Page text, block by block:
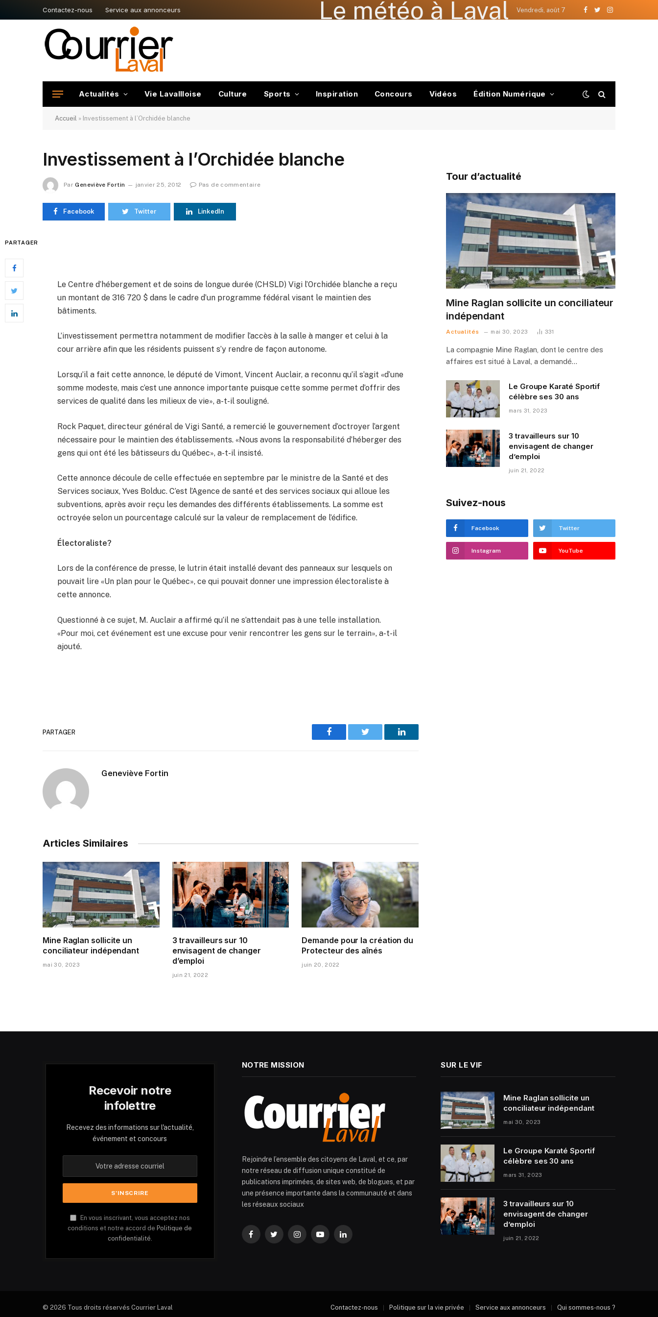
Contactez-nous Service aux annonceurs Le météo à Laval Vendredi, août 7
Facebook
TwitterInstagram
Actualités Vie Lavallloise Culture Sports Inspiration Concours Vidéos Édition Numérique
Accueil » Investissement à l’Orchidée blanche
Investissement à l’Orchidée blanche
Par Geneviève Fortin janvier 25, 2012 Pas de commentaire
Facebook Twitter LinkedIn
PARTAGER
Le Centre d’hébergement et de soins de longue durée (CHSLD) Vigi l’Orchidée blanche a reçu
un montant de 316 720 $ dans le cadre d’un programme fédéral visant le maintien des
bâtiments.
L’investissement permettra notamment de modifier l’accès à la salle à manger et celui à la
cour arrière afin que les résidents puissent s’y rendre de façon autonome.
Lorsqu’il a fait cette annonce, le député de Vimont, Vincent Auclair, a reconnu qu’il s’agit «d’une
somme modeste, mais c’est une annonce importante puisque cette somme permet d’offrir des
services de qualité dans les milieux de vie», a-t-il souligné.
Rock Paquet, directeur général de Vigi Santé, a remercié le gouvernement d’octroyer l’argent
nécessaire pour le maintien des établissements. «Nous avons la responsabilité d’héberger des
gens qui ont été les bâtisseurs du Québec», a-t-il insisté.
Cette annonce découle de celle effectuée en septembre par le ministre de la Santé et des
Services sociaux, Yves Bolduc. C’est l’Agence de santé et des services sociaux qui alloue les
subventions, après avoir reçu les demandes des différents établissements. La somme est
octroyée selon un pourcentage calculé sur la valeur de remplacement de l’édifice.
Électoraliste?
Lors de la conférence de presse, le lutrin était installé devant des panneaux sur lesquels on
pouvait lire «Un plan pour le Québec», ce qui pouvait donner une impression électoraliste à
cette annonce.
Questionné à ce sujet, M. Auclair a affirmé qu’il ne s’attendait pas à une telle installation.
«Pour moi, cet événement est une excuse pour venir rencontrer les gens sur le terrain», a-t-il
ajouté.
PARTAGER
Facebook Twitter LinkedIn
Geneviève Fortin
Articles Similaires
Mine Raglan sollicite un
conciliateur indépendant
mai 30, 2023
3 travailleurs sur 10
envisagent de changer
d’emploi
juin 21, 2022
Demande pour la création du
Protecteur des aînés
juin 20, 2022
Tour d’actualité
Mine Raglan sollicite un conciliateur
indépendant
Actualités mai 30, 2023 331
La compagnie Mine Raglan, dont le centre des
affaires est situé à Laval, a demandé…
Le Groupe Karaté Sportif
célèbre ses 30 ans
mars 31, 2023
3 travailleurs sur 10
envisagent de changer
d’emploi
juin 21, 2022
Suivez-nous
Facebook Twitter
Instagram YouTube
Recevoir notre
infolettre
Recevez des informations sur l'actualité,
événement et concours
En vous inscrivant, vous acceptez nos
conditions et notre accord de Politique de
confidentialité.
NOTRE MISSION
Rejoindre l’ensemble des citoyens de Laval, et ce, par
notre réseau de diffusion unique constitué de
publications imprimées, de sites web, de blogues, et par
une présence importante dans la communauté et dans
les réseaux sociaux
FacebookTwitterInstagramYouTubeLinkedIn
SUR LE VIF
Mine Raglan sollicite un
conciliateur indépendant
mai 30, 2023
Le Groupe Karaté Sportif
célèbre ses 30 ans
mars 31, 2023
3 travailleurs sur 10
envisagent de changer
d’emploi
juin 21, 2022
© 2026 Tous droits réservés Courrier Laval Contactez-nous Politique sur la vie privée Service aux annonceurs Qui sommes-nous ?